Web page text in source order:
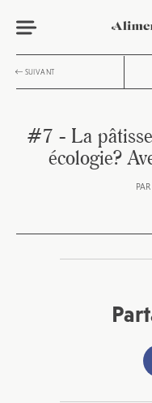
SUIVANT
#7 - La
écologie?
PAR